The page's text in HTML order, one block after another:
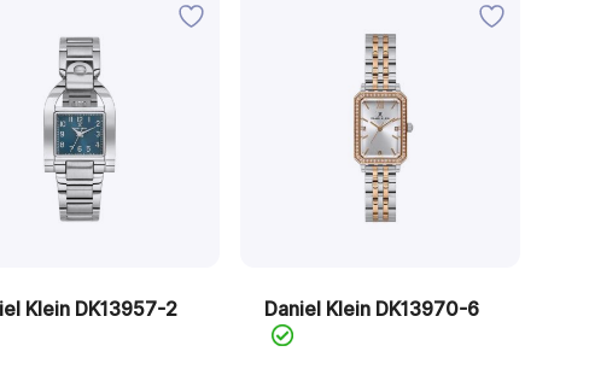
Klein DK13957-2 Daniel Klein DK13970-6